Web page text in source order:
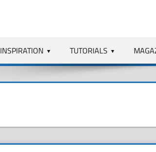
INSPIRATION TUTORIALS